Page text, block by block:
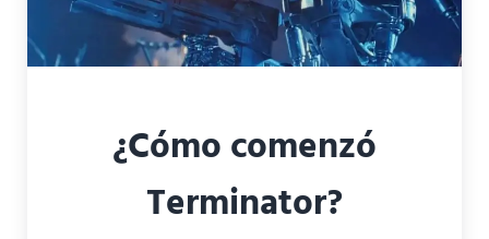
¿Cómo comenzó
Terminator?